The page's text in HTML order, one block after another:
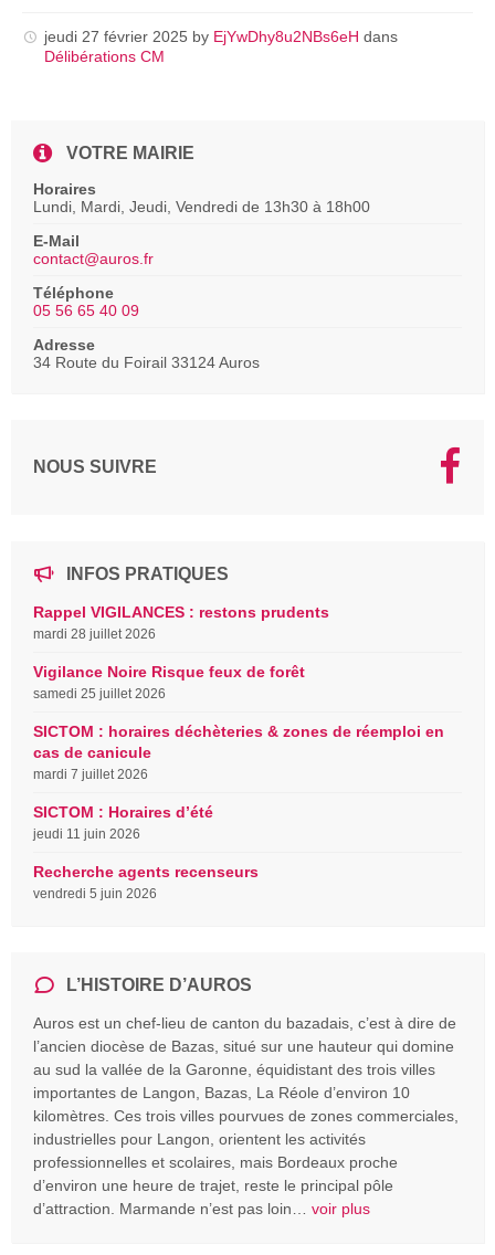
jeudi 27 février 2025 by EjYwDhy8u2NBs6eH dans
Délibérations CM
VOTRE MAIRIE
Horaires
Lundi, Mardi, Jeudi, Vendredi de 13h30 à 18h00
E-Mail
contact@auros.fr
Téléphone
05 56 65 40 09
Adresse
34 Route du Foirail 33124 Auros
NOUS SUIVRE
INFOS PRATIQUES
Rappel VIGILANCES : restons prudents
mardi 28 juillet 2026
Vigilance Noire Risque feux de forêt
samedi 25 juillet 2026
SICTOM : horaires déchèteries & zones de réemploi en
cas de canicule
mardi 7 juillet 2026
SICTOM : Horaires d’été
jeudi 11 juin 2026
Recherche agents recenseurs
vendredi 5 juin 2026
L’HISTOIRE D’AUROS
Auros est un chef-lieu de canton du bazadais, c’est à dire de
l’ancien diocèse de Bazas, situé sur une hauteur qui domine
au sud la vallée de la Garonne, équidistant des trois villes
importantes de Langon, Bazas, La Réole d’environ 10
kilomètres. Ces trois villes pourvues de zones commerciales,
industrielles pour Langon, orientent les activités
professionnelles et scolaires, mais Bordeaux proche
d’environ une heure de trajet, reste le principal pôle
d’attraction. Marmande n’est pas loin… voir plus